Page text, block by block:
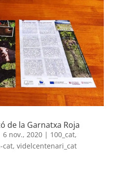
de la Garnatxa Roja
6 nov., 2020| 100_cat,
cat, videlcentenari_cat